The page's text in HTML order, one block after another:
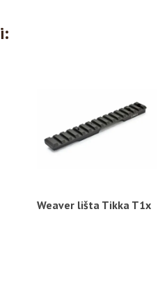
Rychlý náhled
Weaver lišta Tikka T1x